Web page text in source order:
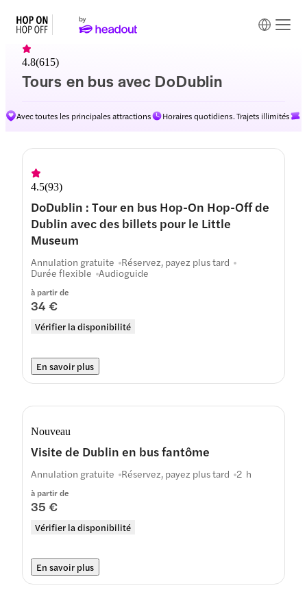
Tours en bus avec DoDublin
4.8(615)
Avec toutes les principales attractions Horaires quotidiens. Trajets illimités
Itinéraires
4.5(93)
DoDublin : Tour en bus Hop-On Hop-Off de
Dublin avec des billets pour le Little
Museum
à partir de
34 €
Vérifier la disponibilité
Annulation gratuite Réservez, payez plus tard
Durée flexible Audioguide
En savoir plus
Nouveau
Visite de Dublin en bus fantôme
à partir de
35 €
Vérifier la disponibilité
Annulation gratuite Réservez, payez plus tard 2 h
En savoir plus